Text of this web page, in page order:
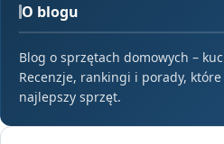
O blogu
Blog o sprzętach domowych –
Recenzje, rankingi i porady,
najlepszy sprzęt.